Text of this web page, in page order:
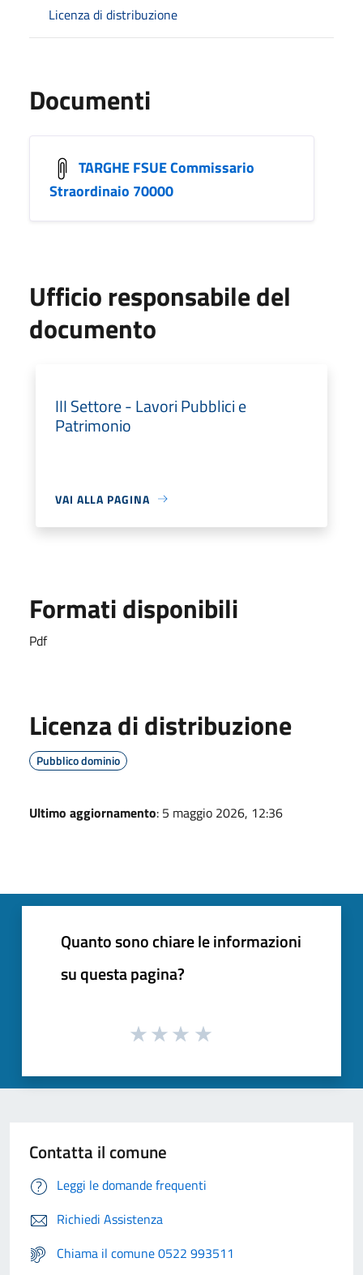
Licenza di distribuzione
Documenti
TARGHE FSUE Commissario
Straordinaio 70000
Ufficio responsabile del
documento
III Settore - Lavori Pubblici e
Patrimonio
VAI ALLA PAGINA
Formati disponibili
Pdf
Licenza di distribuzione
Pubblico dominio
Ultimo aggiornamento: 5 maggio 2026, 12:36
Quanto sono chiare le informazioni
su questa pagina?
Contatta il comune
Leggi le domande frequenti
Richiedi Assistenza
Chiama il comune 0522 993511